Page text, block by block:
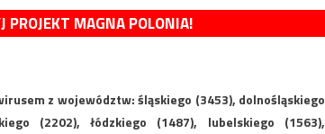
PROJEKT MAGNA POLONIA!
z województw: śląskiego (3453), dolnośląskiego
(2202), łódzkiego (1487), lubelskiego (1563),